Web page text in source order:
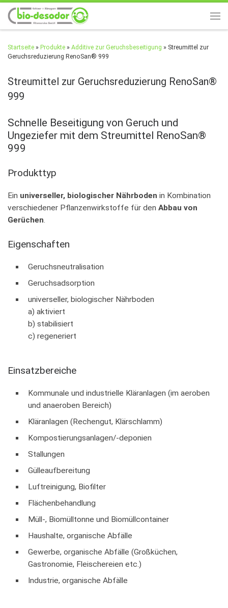
Zum Inhalt springen
Startseite » Produkte » Additive zur Geruchsbeseitigung » Streumittel zur
Geruchsreduzierung RenoSan® 999
Streumittel zur Geruchsreduzierung RenoSan®
999
Schnelle Beseitigung von Geruch und
Ungeziefer mit dem Streumittel RenoSan®
999
Produkttyp
Ein universeller, biologischer Nährboden in Kombination
verschiedener Pflanzenwirkstoffe für den Abbau von
Gerüchen.
Eigenschaften
Geruchsneutralisation
Geruchsadsorption
universeller, biologischer Nährboden
a) aktiviert
b) stabilisiert
c) regeneriert
Einsatzbereiche
Kommunale und industrielle Kläranlagen (im aeroben
und anaeroben Bereich)
Kläranlagen (Rechengut, Klärschlamm)
Kompostierungsanlagen/-deponien
Stallungen
Gülleaufbereitung
Luftreinigung, Biofilter
Flächenbehandlung
Müll-, Biomülltonne und Biomüllcontainer
Haushalte, organische Abfälle
Gewerbe, organische Abfälle (Großküchen,
Gastronomie, Fleischereien etc.)
Industrie, organische Abfälle